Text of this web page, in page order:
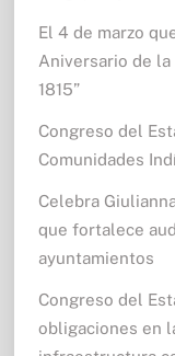
El 4 de marzo
Aniversario de
1815”
Congreso del
Comunidades
Celebra
que fortalece
ayuntamientos
Congreso del
obligaciones en